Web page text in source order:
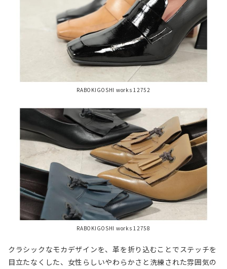
RABOKIGOSHI works 12752
RABOKIGOSHI works 12758
クラシックなモカデザインを、革を折り込むことでステッチを
目立たなくした、女性らしいやわらかさと洗練された雰囲気の